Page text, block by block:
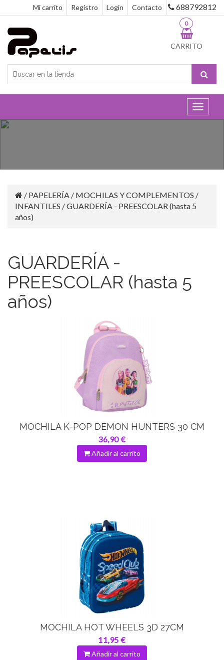
Mi carrito Registro Login Contacto 688792812
CARRITO
0
Toggle
/ PAPELERÍA / MOCHILAS Y COMPLEMENTOS /
INFANTILES /GUARDERÍA - PREESCOLAR (hasta 5
años)
GUARDERÍA -
PREESCOLAR (hasta 5
años)
MOCHILA K-POP DEMON HUNTERS 30 CM
36,90 €
Añadir al carrito
MOCHILA HOT WHEELS 3D 27CM
11,95 €
Añadir al carrito